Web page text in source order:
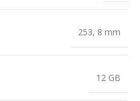
253, 8 mm
12 GB